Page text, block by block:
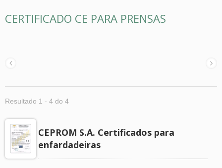
CERTIFICADO CE PARA PRENSAS
Resultado 1 - 4 do 4
CEPROM S.A. Certificados para
enfardadeiras